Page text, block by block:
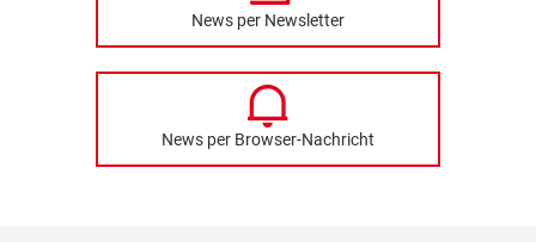
News per Newsletter
News per Browser-Nachricht